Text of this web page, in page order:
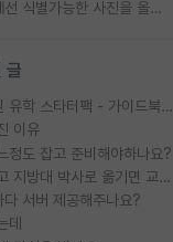
정보보안 연구하는 입장에선 식별가능한 사진을 올리는건 비추이긴함
글
[무료] 2026 미국 대학원 유학 스타터팩 - 가이드북 & 합격자 컨택메일 템플릿
이유
정도 잡고 준비해야하나요?
SSH 박사과정을 그만두고 지방대 박사로 옮기면 교수의 꿈은 끝일까요?
서버 제공해주나요?